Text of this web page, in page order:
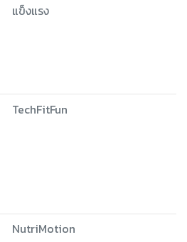
แข็งแรง
TechFitFun
NutriMotion